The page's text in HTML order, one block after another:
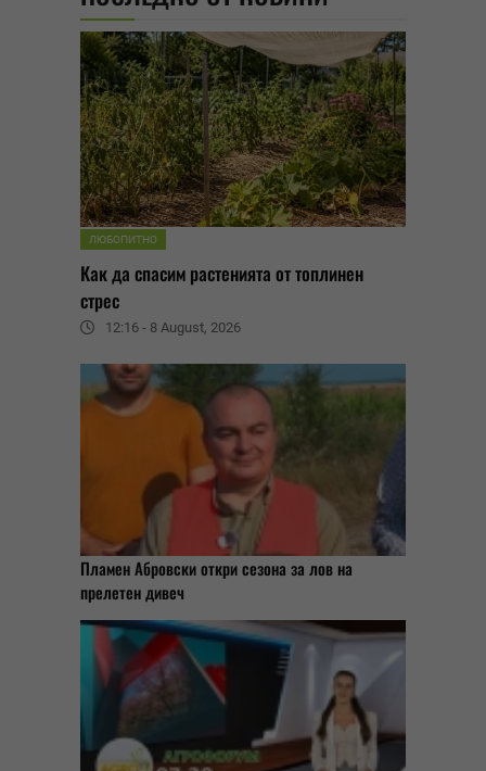
ЛЮБОПИТНО
Как да спасим растенията от топлинен
стрес
12:16 - 8 August, 2026
Пламен Абровски откри сезона за лов на
прелетен дивеч